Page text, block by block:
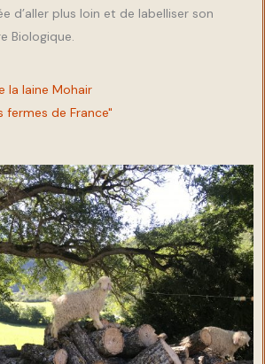
d’aller plus loin et de labelliser son
Biologique.
la laine Mohair
fermes de France"